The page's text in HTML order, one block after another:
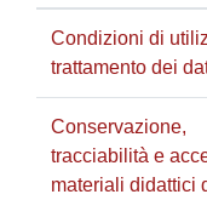
Condizioni di
trattamento dei
Conservazione,
tracciabilità e
materiali didattici